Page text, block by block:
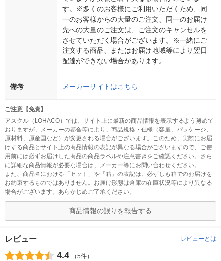
す。※多くのお客様にご利用いただくため、同
一のお客様からの大量のご注文、同一のお届け
先への大量のご注文は、ご注文のキャンセルを
させていただく場合がございます。※一緒にご
注文する商品、またはお届け地域等により翌日
配達ができない場合があります。
備考 メーカーサイトはこちら
ご注意【免責】
アスクル（LOHACO）では、サイト上に最新の商品情報を表示するよう努めて
おりますが、メーカーの都合等により、商品規格・仕様（容量、パッケージ、
原材料、原産国など）が変更される場合がございます。このため、実際にお届
けする商品とサイト上の商品情報の表記が異なる場合がございますので、ご使
用前には必ずお届けした商品の商品ラベルや注意書きをご確認ください。さら
に詳細な商品情報が必要な場合は、メーカー等にお問い合わせください。
また、商品名における「セット」や「箱」の表記は、必ずしも箱でのお届けを
お約束するものではありません。お届け形態は倉庫の在庫状況等により異なる
場合がございます。あらかじめご了承ください。
商品情報の誤りを報告する
レビュー レビューとは
4.4 （5件）